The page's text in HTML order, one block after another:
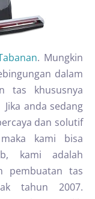
. Mungkin
dalam
tas khususnya
anda sedang
dan solutif
kami bisa
kami adalah
pembuatan tas
tahun 2007.